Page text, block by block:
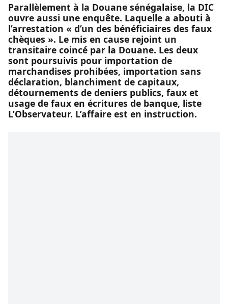
Parallèlement à la Douane sénégalaise, la DIC
ouvre aussi une enquête. Laquelle a abouti à
l’arrestation « d’un des bénéficiaires des faux
chèques ». Le mis en cause rejoint un
transitaire coincé par la Douane. Les deux
sont poursuivis pour importation de
marchandises prohibées, importation sans
déclaration, blanchiment de capitaux,
détournements de deniers publics, faux et
usage de faux en écritures de banque, liste
L’Observateur. L’affaire est en instruction.